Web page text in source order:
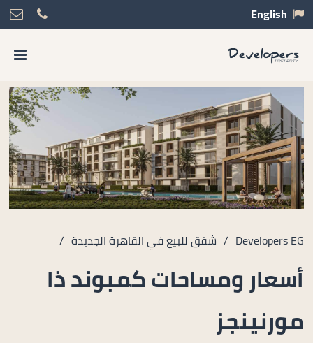
English
Developers EG
/ شقق للبيع في القاهرة الجديدة /
أسعار ومساحات كمبوند ذا
مورنينجز